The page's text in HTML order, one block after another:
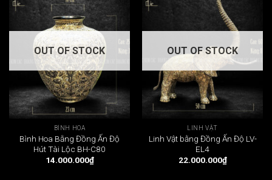
OUT OF STOCK
BÌNH HOA
Bình Hoa Bằng Đồng Ấn Độ
Hút Tài Lộc BH-C80
14.000.000₫
OUT OF STOCK
LINH VẬT
Linh Vật bằng Đồng Ấn Độ LV-
EL4
22.000.000₫